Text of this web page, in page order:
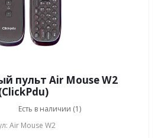
пульт Air Mouse W2
Есть в наличии (1)
Air Mouse W2